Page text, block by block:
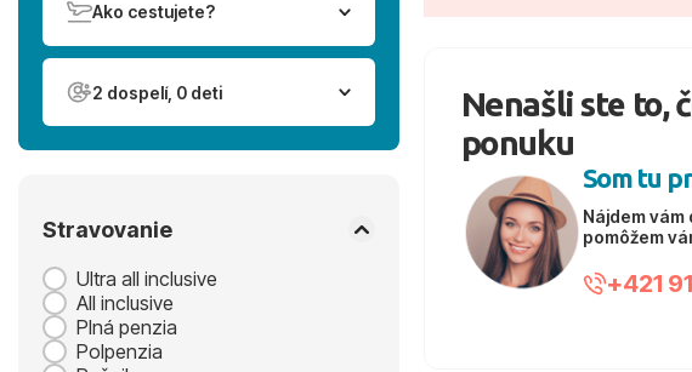
Ako cestujete?
2 dospelí, 0 deti
Stravovanie
Ultra all inclusive
All inclusive
Plná penzia
Polpenzia
Nenašli ste to,
ponuku
Som tu
Nájdem
pomôžem
+421